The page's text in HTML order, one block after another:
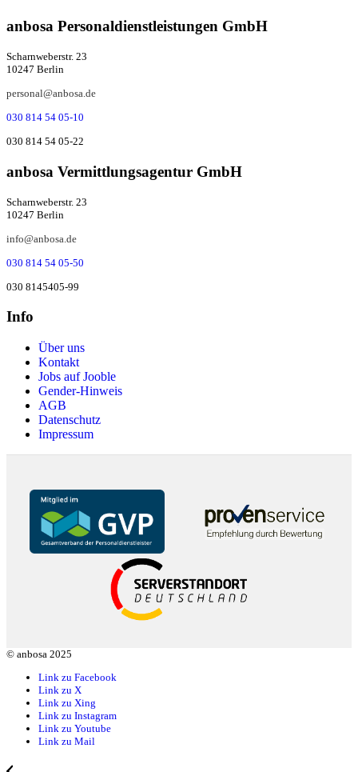
anbosa Per­­­so­­nal­­dienst­­leis­­tung­­en GmbH
Scharnweberstr. 23
10247 Berlin
personal@anbosa.de
030 814 54 05-10
030 814 54 05-22
anbosa Ver­mitt­lungs­agen­tur GmbH
Scharnweberstr. 23
10247 Berlin
info@anbosa.de
030 814 54 05-50
030 8145405-99
Info
Über uns
Kontakt
Jobs auf Jooble
Gender-Hinweis
AGB
Datenschutz
Impressum
© anbosa 2025
Link zu Facebook
Link zu X
Link zu Xing
Link zu Instagram
Link zu Youtube
Link zu Mail